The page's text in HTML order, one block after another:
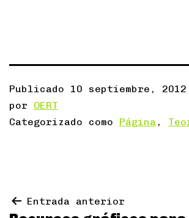
Publicado 10 septiembre, 2012
por OERT
Categorizado como Página ,
Navegación
Entrada anterior